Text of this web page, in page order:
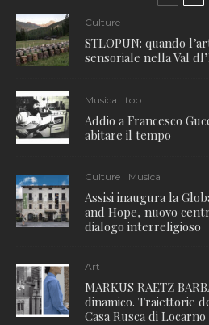
Culture
STLOPUN: quando
sensoriale nella Val
Musica top
Addio a Francesco
abitare il tempo
Culture Musica
Assisi inaugura la
and Hope, nuovo
dialogo interreligioso
Art
MARKUS RAETZ
dinamico. Traiettorie
Casa Rusca di Locarno